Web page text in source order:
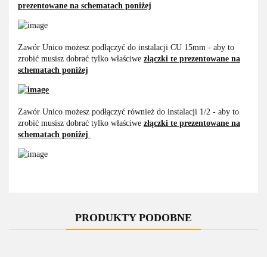
prezentowane na schematach poniżej
Zawór Unico możesz podłączyć do instalacji CU 15mm - aby to
zrobić musisz dobrać tylko właściwe złączki te prezentowane na
schematach poniżej
Zawór Unico możesz podłączyć również do instalacji 1/2 - aby to
zrobić musisz dobrać tylko właściwe złączki te prezentowane na
schematach poniżej
PRODUKTY PODOBNE